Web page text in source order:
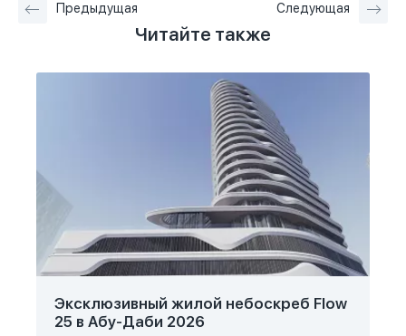
Предыдущая Следующая
Читайте также
Эксклюзивный жилой небоскреб Flow
25 в Абу-Даби 2026